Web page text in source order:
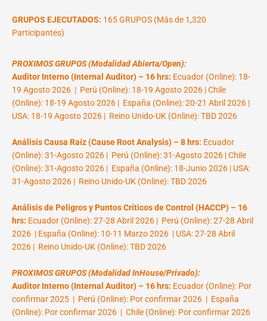
GRUPOS EJECUTADOS: 165 GRUPOS (Más de 1,320
Participantes)
PROXIMOS GRUPOS (Modalidad Abierta/Open):
Auditor Interno (Internal Auditor) – 16 hrs: Ecuador (Online): 18-
19 Agosto 2026 | Perú (Online): 18-19 Agosto 2026 | Chile
(Online): 18-19 Agosto 2026 | España (Online): 20-21 Abril 2026 |
USA: 18-19 Agosto 2026 | Reino Unido-UK (Online): TBD 2026
Análisis Causa Raíz (Cause Root Analysis) – 8 hrs: Ecuador
(Online): 31-Agosto 2026 | Perú (Online): 31-Agosto 2026 | Chile
(Online): 31-Agosto 2026 | España (Online): 18-Junio 2026 | USA:
31-Agosto 2026 | Reino Unido-UK (Online): TBD 2026
Análisis de Peligros y Puntos Críticos de Control (HACCP) – 16
hrs: Ecuador (Online): 27-28 Abril 2026 | Perú (Online): 27-28 Abril
2026 | España (Online): 10-11 Marzo 2026 | USA: 27-28 Abril
2026 | Reino Unido-UK (Online): TBD 2026
PROXIMOS GRUPOS (Modalidad InHouse/Privado):
Auditor Interno (Internal Auditor) – 16 hrs: Ecuador (Online): Por
confirmar 2025 | Perú (Online): Por confirmar 2026 | España
(Online): Por confirmar 2026 | Chile (Online): Por confirmar 2026